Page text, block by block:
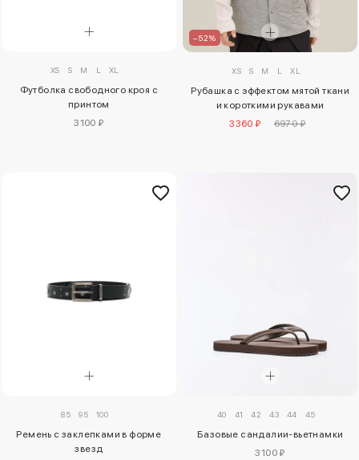
XS S M L XL
Футболка свободного кроя с
принтом
3100 ₽
–52%
XS S M L XL
Рубашка с эффектом мятой ткани
и короткими рукавами
3360 ₽
6970 ₽
85 95 100
Ремень с заклепками в форме
звезд
40 41 42 43 44 45
Базовые сандалии-вьетнамки
3100 ₽